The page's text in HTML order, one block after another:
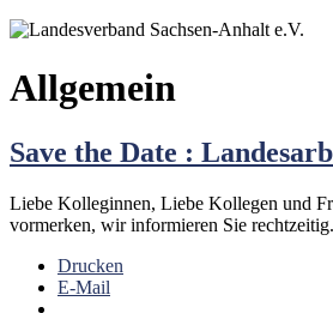
Allgemein
Save the Date :
Liebe Kolleginnen, Liebe Kollegen und
vormerken, wir informieren Sie
Drucken
E-Mail